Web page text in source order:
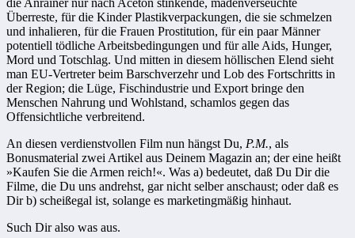
die Anrainer nur nach Aceton stinkende, madenverseuchte
Überreste, für die Kinder Plastikverpackungen, die sie schmelzen
und inhalieren, für die Frauen Prostitution, für ein paar Männer
potentiell tödliche Arbeitsbedingungen und für alle Aids, Hunger,
Mord und Totschlag. Und mitten in diesem höllischen Elend sieht
man EU-Vertreter beim Barschverzehr und Lob des Fortschritts in
der Region; die Lüge, Fischindustrie und Export bringe den
Menschen Nahrung und Wohlstand, schamlos gegen das
Offensichtliche verbreitend.
An diesen verdienstvollen Film nun hängst Du, P.M., als
Bonusmaterial zwei Artikel aus Deinem Magazin an; der eine heißt
»Kaufen Sie die Armen reich!«. Was a) bedeutet, daß Du Dir die
Filme, die Du uns andrehst, gar nicht selber anschaust; oder daß es
Dir b) scheißegal ist, solange es marketingmäßig hinhaut.
Such Dir also was aus.